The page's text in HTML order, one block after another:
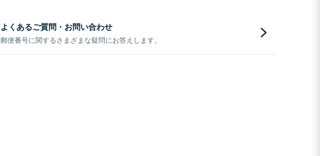
よくあるご質問・お問い合わせ
郵便番号に関するさまざまな疑問にお答えします。